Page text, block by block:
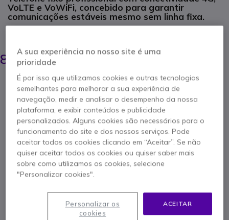
VoLTE e VoWiFi, concebido para garantir
comunicações estáveis mesmo sem linha fixa.
90,95 €
81,95 € s/iva
Qtd
ADICIONAR AO CARRINHO
ORÇAMENTO EM 4 HORAS
3 produtosem stock Entrega:24/48 h
2 anos de garantiado fabricante
A sua experiência no nosso site é uma
prioridade
É por isso que utilizamos cookies e outras tecnologias
semelhantes para melhorar a sua experiência de
navegação, medir e analisar o desempenho da nossa
plataforma, e exibir conteúdos e publicidade
personalizados. Alguns cookies são necessários para o
funcionamento do site e dos nossos serviços. Pode
aceitar todos os cookies clicando em “Aceitar”. Se não
quiser aceitar todos os cookies ou quiser saber mais
sobre como utilizamos os cookies, selecione
"Personalizar cookies".
ACEITAR
Personalizar os
cookies